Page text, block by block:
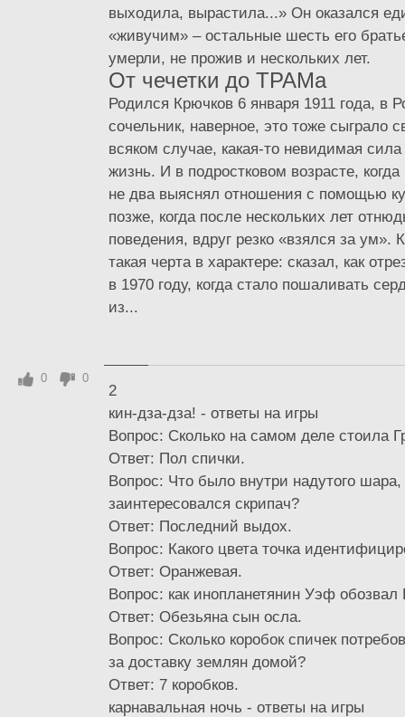
выходила, вырастила...» Он оказался
«живучим» – остальные шесть его
умерли, не прожив и нескольких лет.
От чечетки до ТРАМа
Родился Крючков 6 января 1911 года, в
сочельник, наверное, это тоже сыграло
всяком случае, какая-то невидимая
жизнь. И в подростковом возрасте,
не два выяснял отношения с помощью
позже, когда после нескольких лет
поведения, вдруг резко «взялся за ум».
такая черта в характере: сказал, как
в 1970 году, когда стало пошаливать
из...
2
кин-дза-дза! - ответы на игры
Вопрос: Сколько на самом деле стоила
Ответ: Пол спички.
Вопрос: Что было внутри надутого
заинтересовался скрипач?
Ответ: Последний выдох.
Вопрос: Какого цвета точка
Ответ: Оранжевая.
Вопрос: как инопланетянин Уэф обозвал
Ответ: Обезьяна сын осла.
Вопрос: Сколько коробок спичек
за доставку землян домой?
Ответ: 7 коробков.
карнавальная ночь - ответы на игры
0 0